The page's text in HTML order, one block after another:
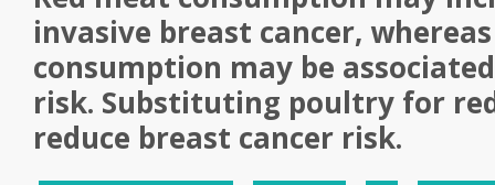
invasive breast cancer,
consumption may be
risk. Substituting poultry for
reduce breast cancer risk.